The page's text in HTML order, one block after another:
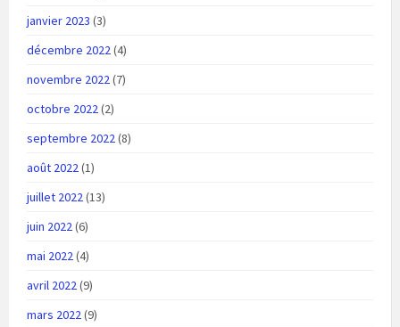
janvier 2023 (3)
décembre 2022(4)
novembre 2022(7)
octobre 2022(2)
septembre 2022(8)
août 2022(1)
juillet 2022(13)
juin 2022(6)
mai 2022(4)
avril 2022(9)
mars 2022(9)